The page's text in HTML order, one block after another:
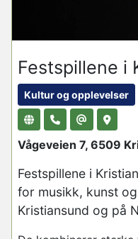
Festspillene i
Kultur og opplevelser
Vågeveien 7, 6509
Festspillene i
for musikk, kunst
Kristiansund og på